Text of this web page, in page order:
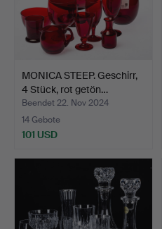
MONICA STEEP. Geschirr,
4 Stück, rot getön…
Beendet 22. Nov 2024
14 Gebote
101 USD